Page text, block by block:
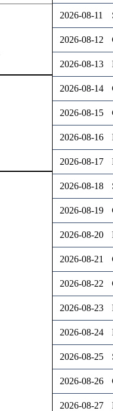
2026-08-11
2026-08-12
2026-08-13
2026-08-14
2026-08-15
2026-08-16
2026-08-17
2026-08-18
2026-08-19
2026-08-20
2026-08-21
2026-08-22
2026-08-23
2026-08-24
2026-08-25
2026-08-26
2026-08-27